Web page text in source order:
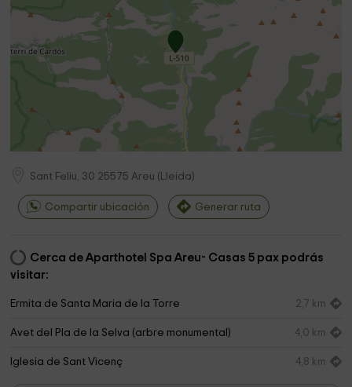
Sant Feliu, 30 25575 Areu ( Lleida)
Compartir ubicación Generar ruta
Cerca de Aparthotel Spa Areu- Casas 5 pax podrás
visitar:
Ermita de Santa Maria de la Torre 2,7 km
Avet del Pla de la Selva (arbre monumental) 4,0 km
Iglesia de Sant Vicenç 4,8 km